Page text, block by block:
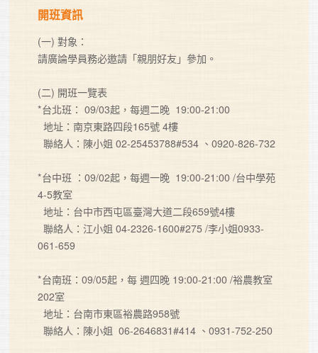
開班資訊
(一) 對象：
請廣論學員務必邀請「親朋好友」參加。
(二) 開班一覽表
*台北班： 09/03起，每週二晚  19:00-21:00
  地址：南京東路四段165號 4樓
  聯絡人：陳小姐 02-25453788#534 、0920-826-732
*台中班 ：09/02起，每週一晚  19:00-21:00 /台中學苑
4-5教室
  地址：台中市西屯區臺灣大道二段659號4樓
  聯絡人：江小姐 04-2326-1600#275 /李小姐0933-
061-659
*台南班：09/05起，每 週四晚 19:00-21:00 /裕農教室
202室
  地址：台南市東區裕農路958號
  聯絡人：陳小姐  06-2646831#414 、0931-752-250